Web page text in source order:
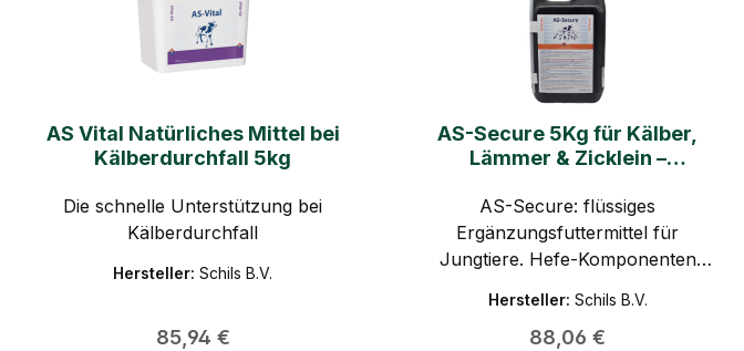
AS Vital Natürliches Mittel bei
Kälberdurchfall 5kg
Die schnelle Unterstützung bei
Kälberdurchfall
Hersteller:Schils B.V.
Regulärer Preis:
85,94 €
AS-Secure 5Kg für Kälber,
Lämmer & Zicklein –
Keimbindung, Startsicherheit
AS-Secure: flüssiges
Ergänzungsfuttermittel für
Jungtiere. Hefe-Komponenten
unterstützen die Darmflora, binden
Keime/Parasiten und stärken die
Hersteller: Schils B.V.
Regulärer Preis:
88,06 €